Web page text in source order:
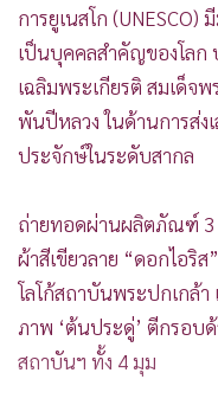
การยูเนสโก (UNESCO)
เป็นบุคคลสำคัญของโลก
เฉลิมพระเกียรติ สมเด็จ
พันปีหลวง ในด้านการส่ง
ประจักษ์ในระดับสากล
ถ่ายทอดผ่านผลิตภัณฑ์
ผ้าสีเขียวลาย “ดอกไอริส
โลโก้สถาบันพระปกเก
ภาพ ‘ต้นประดู่’ ตีกรอบ
สถาบันฯ ทั้ง 4 มุม